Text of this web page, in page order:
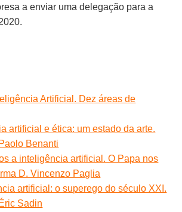
a enviar uma delegação para a
Artificial. Dez áreas de
artificial e ética: um estado da arte.
Benanti
a inteligência artificial. O Papa nos
D. Vincenzo Paglia
artificial: o superego do século XXI.
Sadin